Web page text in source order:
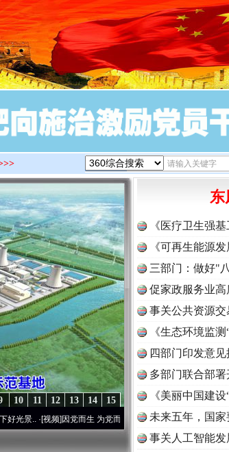
15
14
13
12
11
10
景..·[视频]因党而生 为党而战——百年“纪”事⑧加强纪律..·[视
东
《医疗卫生强
《可再生能源
三部门：做好"
促家政服务业
事关公共资源
《生态环境监
读
四部门印发意
多部门联合部
《美丽中国建
未来五年，国
事关人工智能